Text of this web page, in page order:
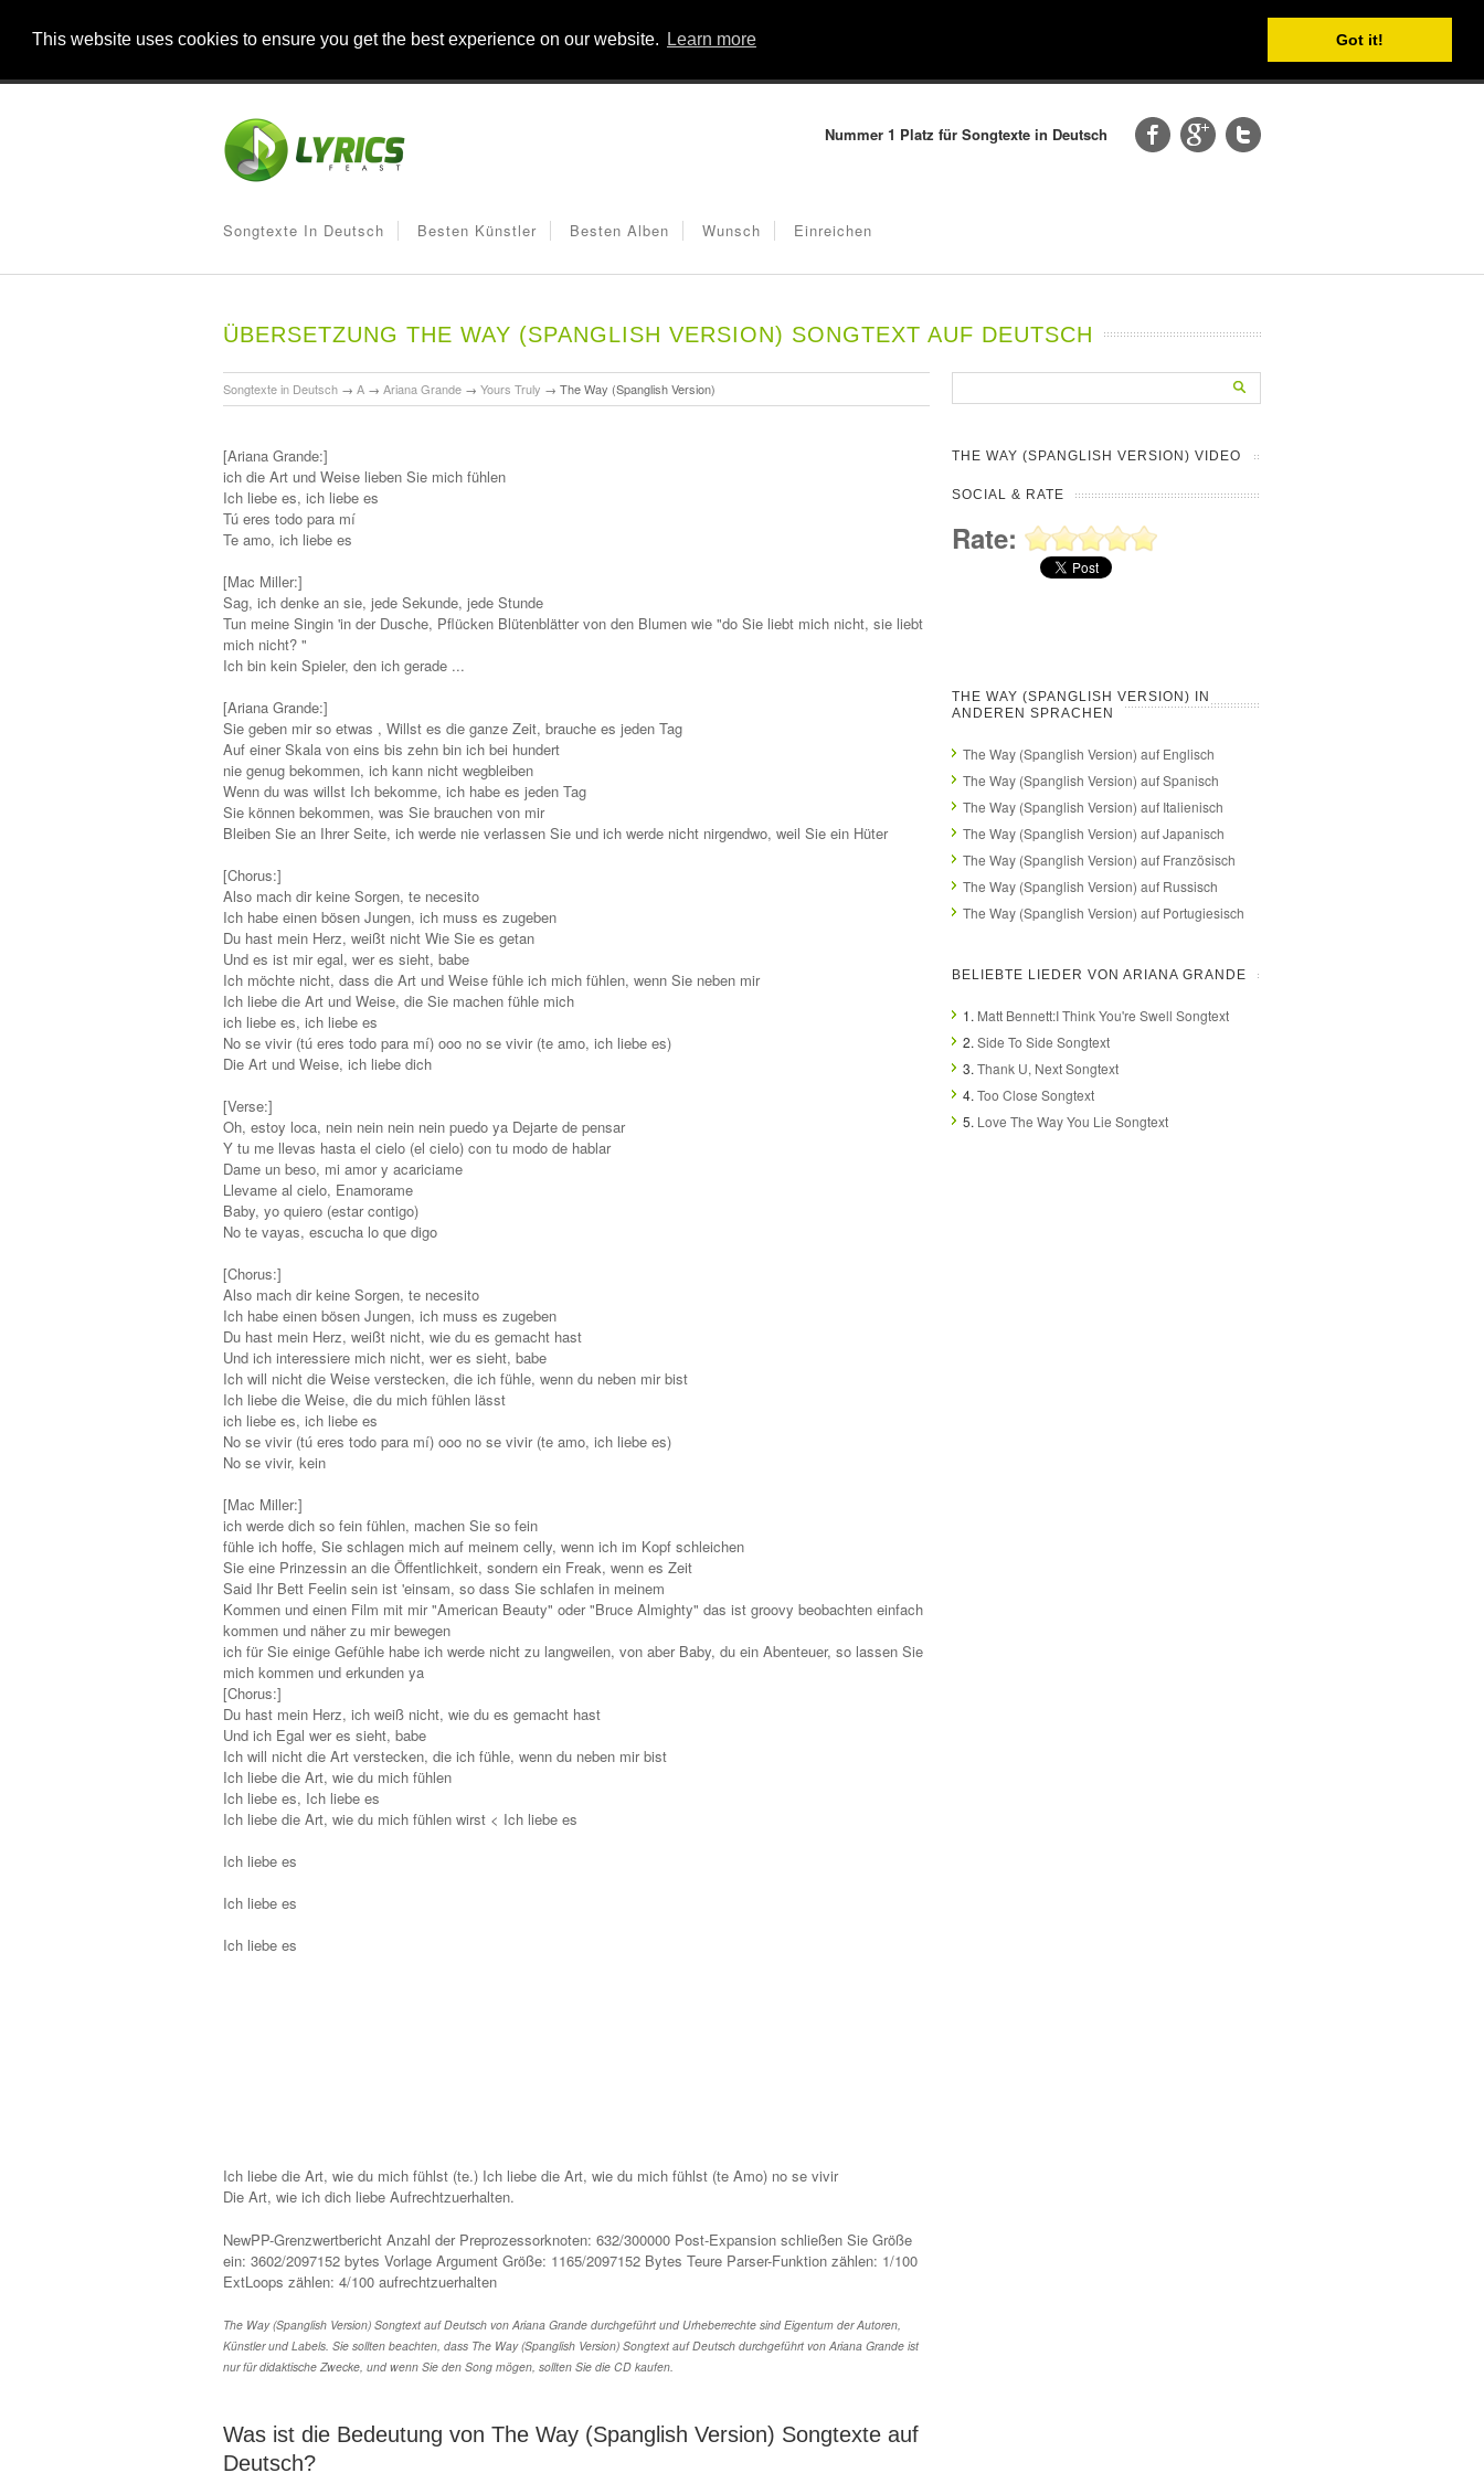
This website uses cookies to ensure you get the best experience on our website. Learn more Got it!
Nummer 1 Platz für Songtexte in Deutsch
Songtexte In Deutsch Besten Künstler Besten Alben Wunsch Einreichen
ÜBERSETZUNG THE WAY (SPANGLISH VERSION) SONGTEXT AUF DEUTSCH
Songtexte in Deutsch → A → Ariana Grande → Yours Truly → The Way (Spanglish Version)
[Ariana Grande:]
ich die Art und Weise lieben Sie mich fühlen
Ich liebe es, ich liebe es
Tú eres todo para mí
Te amo, ich liebe es
[Mac Miller:]
Sag, ich denke an sie, jede Sekunde, jede Stunde
Tun meine Singin 'in der Dusche, Pflücken Blütenblätter von den Blumen wie "do Sie liebt mich nicht, sie liebt
mich nicht? "
Ich bin kein Spieler, den ich gerade ...
[Ariana Grande:]
Sie geben mir so etwas , Willst es die ganze Zeit, brauche es jeden Tag
Auf einer Skala von eins bis zehn bin ich bei hundert
nie genug bekommen, ich kann nicht wegbleiben
Wenn du was willst Ich bekomme, ich habe es jeden Tag
Sie können bekommen, was Sie brauchen von mir
Bleiben Sie an Ihrer Seite, ich werde nie verlassen Sie und ich werde nicht nirgendwo, weil Sie ein Hüter
[Chorus:]
Also mach dir keine Sorgen, te necesito
Ich habe einen bösen Jungen, ich muss es zugeben
Du hast mein Herz, weißt nicht Wie Sie es getan
Und es ist mir egal, wer es sieht, babe
Ich möchte nicht, dass die Art und Weise fühle ich mich fühlen, wenn Sie neben mir
Ich liebe die Art und Weise, die Sie machen fühle mich
ich liebe es, ich liebe es
No se vivir (tú eres todo para mí) ooo no se vivir (te amo, ich liebe es)
Die Art und Weise, ich liebe dich
[Verse:]
Oh, estoy loca, nein nein nein nein puedo ya Dejarte de pensar
Y tu me llevas hasta el cielo (el cielo) con tu modo de hablar
Dame un beso, mi amor y acariciame
Llevame al cielo, Enamorame
Baby, yo quiero (estar contigo)
No te vayas, escucha lo que digo
[Chorus:]
Also mach dir keine Sorgen, te necesito
Ich habe einen bösen Jungen, ich muss es zugeben
Du hast mein Herz, weißt nicht, wie du es gemacht hast
Und ich interessiere mich nicht, wer es sieht, babe
Ich will nicht die Weise verstecken, die ich fühle, wenn du neben mir bist
Ich liebe die Weise, die du mich fühlen lässt
ich liebe es, ich liebe es
No se vivir (tú eres todo para mí) ooo no se vivir (te amo, ich liebe es)
No se vivir, kein
[Mac Miller:]
ich werde dich so fein fühlen, machen Sie so fein
fühle ich hoffe, Sie schlagen mich auf meinem celly, wenn ich im Kopf schleichen
Sie eine Prinzessin an die Öffentlichkeit, sondern ein Freak, wenn es Zeit
Said Ihr Bett Feelin sein ist 'einsam, so dass Sie schlafen in meinem
Kommen und einen Film mit mir "American Beauty" oder "Bruce Almighty" das ist groovy beobachten einfach
kommen und näher zu mir bewegen
ich für Sie einige Gefühle habe ich werde nicht zu langweilen, von aber Baby, du ein Abenteuer, so lassen Sie
mich kommen und erkunden ya
[Chorus:]
Du hast mein Herz, ich weiß nicht, wie du es gemacht hast
Und ich Egal wer es sieht, babe
Ich will nicht die Art verstecken, die ich fühle, wenn du neben mir bist
Ich liebe die Art, wie du mich fühlen
Ich liebe es, Ich liebe es
Ich liebe die Art, wie du mich fühlen wirst < Ich liebe es
Ich liebe es
Ich liebe es
Ich liebe es
Ich liebe die Art, wie du mich fühlst (te.) Ich liebe die Art, wie du mich fühlst (te Amo) no se vivir
Die Art, wie ich dich liebe Aufrechtzuerhalten.
NewPP-Grenzwertbericht Anzahl der Preprozessorknoten: 632/300000 Post-Expansion schließen Sie Größe
ein: 3602/2097152 bytes Vorlage Argument Größe: 1165/2097152 Bytes Teure Parser-Funktion zählen: 1/100
ExtLoops zählen: 4/100 aufrechtzuerhalten
The Way (Spanglish Version) Songtext auf Deutsch von Ariana Grande durchgeführt und Urheberrechte sind Eigentum der Autoren,
Künstler und Labels. Sie sollten beachten, dass The Way (Spanglish Version) Songtext auf Deutsch durchgeführt von Ariana Grande ist
nur für didaktische Zwecke, und wenn Sie den Song mögen, sollten Sie die CD kaufen.
Was ist die Bedeutung von The Way (Spanglish Version) Songtexte auf
Deutsch?
THE WAY (SPANGLISH VERSION) VIDEO
SOCIAL & RATE
Rate:
THE WAY (SPANGLISH VERSION) IN
ANDEREN SPRACHEN
The Way (Spanglish Version) auf Englisch
The Way (Spanglish Version) auf Spanisch
The Way (Spanglish Version) auf Italienisch
The Way (Spanglish Version) auf Japanisch
The Way (Spanglish Version) auf Französisch
The Way (Spanglish Version) auf Russisch
The Way (Spanglish Version) auf Portugiesisch
BELIEBTE LIEDER VON ARIANA GRANDE
1. Matt Bennett:I Think You're Swell Songtext
2. Side To Side Songtext
3. Thank U, Next Songtext
4. Too Close Songtext
5. Love The Way You Lie Songtext